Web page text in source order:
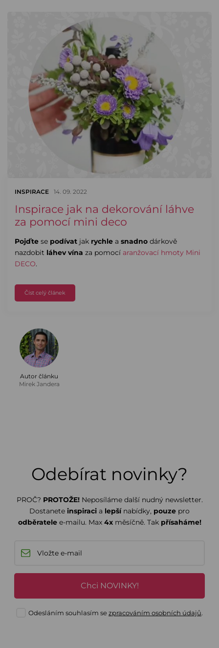
INSPIRACE 14. 09. 2022
Inspirace jak na dekorování láhve
za pomocí mini deco
Pojďte se podívat jak rychle a snadno dárkově
nazdobit láhev vína za pomocí aranžovací hmoty Mini
DECO.
Číst celý článek
Autor článku
Mirek Jandera
Odebírat novinky?
PROČ? PROTOŽE! Neposíláme další nudný newsletter.
Dostanete inspiraci a lepšínabídky, pouze pro
odběratelee-mailu. Max 4xměsíčně. Tak přísaháme!
Chci NOVINKY!
Odesláním souhlasím sezpracováním osobních údajů.